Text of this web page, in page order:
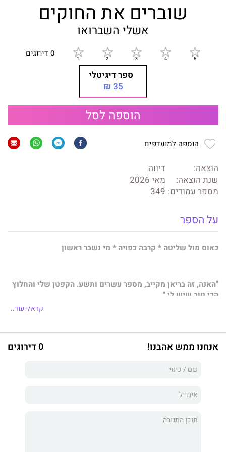
שוברים את החוקים
אשלי השברואו
0 דירוגים
ספר דיגיטלי
35 ₪
הוספה לסל
הוספה למועדפים
הוצאה:
דיווה
שנת הוצאה:
מאי 2026
מספר עמודים: 349
על הספר
כאוס מול שליטה * קרבה כפויה * מי נשבר ראשון
"האנה, זה בריאן מקייב, מספר עשרים ותשע. הקפטן שלי והחלוץ
הכי טוב שיש לי."
והוא גם חולה הנפש האהוב עליך, שככל הנראה סובל מפיצול
מאמן קבוצת ההוקי
להיכנס לצרות, אבל גם לצאת מהן.
קרא/י עוד..
אנחנו ממש אהבנו! 0 דירוגים